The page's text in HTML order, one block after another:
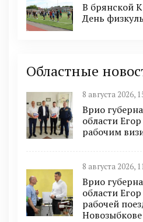
В брянской
День
Областные
8 августа 2026,
Врио
области
рабочим
8 августа 2026,
Врио
области
рабочей
Новозыбкове